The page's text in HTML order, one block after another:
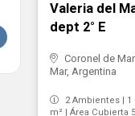
Valeria del
dept 2° E
Coronel de
Mar, Argentina
2 Ambientes | 1
m² | Área Cubierta